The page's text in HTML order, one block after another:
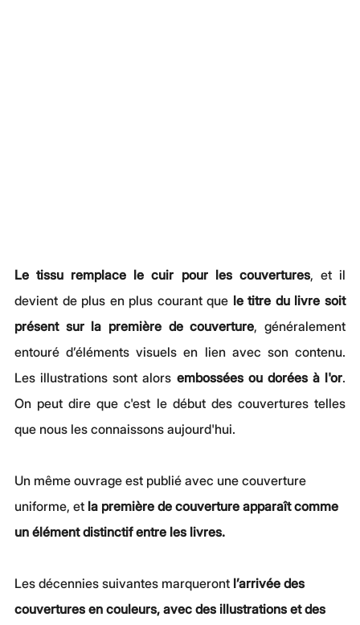
Le tissu remplace le cuir pour les couvertures, et il
devient de plus en plus courant que le titre du livre soit
présent sur la première de couverture, généralement
entouré d’éléments visuels en lien avec son contenu.
Les illustrations sont alors embossées ou dorées à l'or.
On peut dire que c'est le début des couvertures telles
que nous les connaissons aujourd'hui.
Un même ouvrage est publié avec une couverture
uniforme, et la première de couverture apparaît comme
un élément distinctif entre les livres.
Les décennies suivantes marqueront l’arrivée des
couvertures en couleurs, avec des illustrations et des